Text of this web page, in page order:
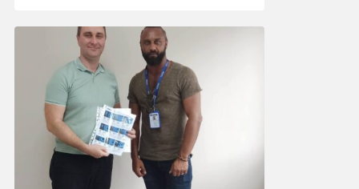
14:30, 6.08.2026